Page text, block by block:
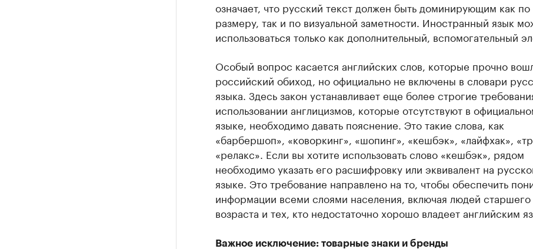
означает, что русский текст должен быть доминирующим как по
размеру, так и по визуальной заметности. Иностранный язык
использоваться только как дополнительный, вспомогательный
Особый вопрос касается английских слов, которые прочно
российский обиход, но официально не включены в словари
языка. Здесь закон устанавливает еще более строгие
использовании англицизмов, которые отсутствуют в
языке, необходимо давать пояснение. Это такие слова, как
«барбершоп», «коворкинг», «шопинг», «кешбэк», «лайфхак»,
«релакс». Если вы хотите использовать слово «кешбэк», рядом
необходимо указать его расшифровку или эквивалент на
языке. Это требование направлено на то, чтобы обеспечить
информации всеми слоями населения, включая людей старшего
возраста и тех, кто недостаточно хорошо владеет английским
Важное исключение: товарные знаки и бренды